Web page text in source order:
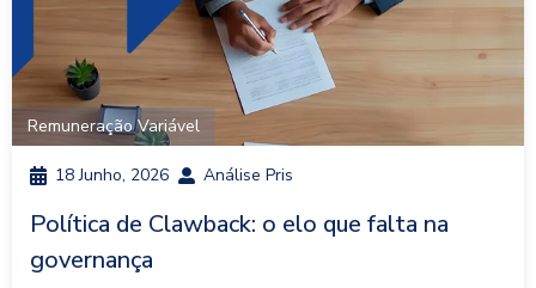
Remuneração Variável
18 Junho, 2026 Análise Pris
Política de Clawback: o elo que falta na
governança